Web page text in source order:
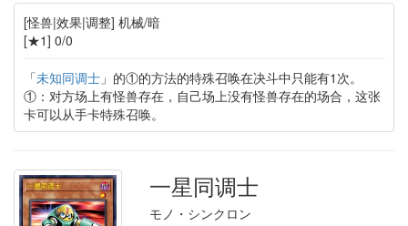
[怪兽|效果|调整] 机械/暗
[★1] 0/0
「未知同调士」的①的方法的特殊召唤在决斗中只能有1次。
①：对方场上有怪兽存在，自己场上没有怪兽存在的场合，这张
卡可以从手卡特殊召唤。
一星同调士
モノ・シンクロン